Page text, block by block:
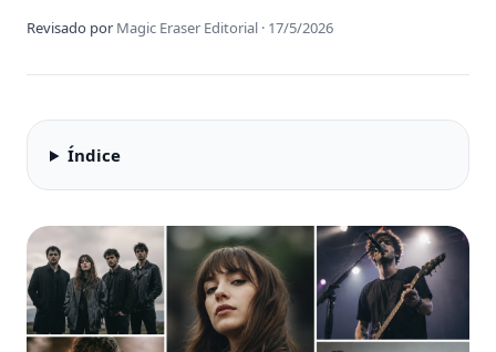
Revisado por Magic Eraser Editorial · 17/5/2026
Índice